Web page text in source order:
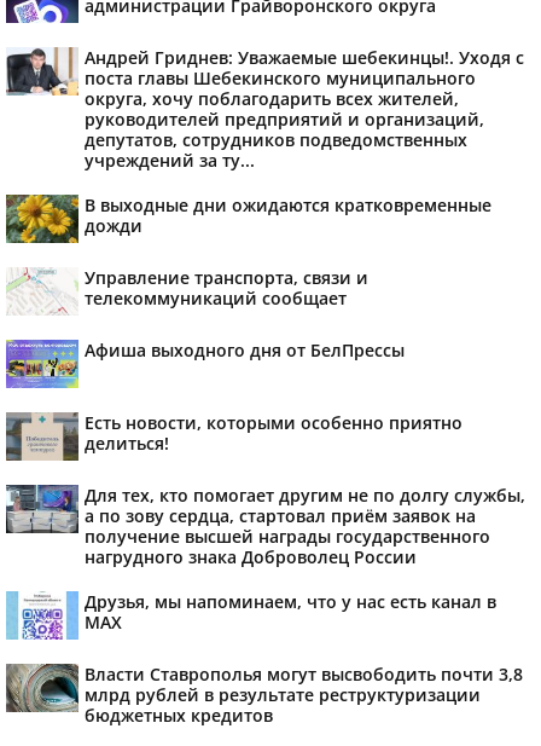
администрации Грайворонского округа
Андрей Гриднев: Уважаемые шебекинцы!. Уходя с
поста главы Шебекинского муниципального
округа, хочу поблагодарить всех жителей,
руководителей предприятий и организаций,
депутатов, сотрудников подведомственных
учреждений за ту...
В выходные дни ожидаются кратковременные
дожди
Управление транспорта, связи и
телекоммуникаций сообщает
Афиша выходного дня от БелПрессы
Есть новости, которыми особенно приятно
делиться!
Для тех, кто помогает другим не по долгу службы,
а по зову сердца, стартовал приём заявок на
получение высшей награды государственного
нагрудного знака Доброволец России
Друзья, мы напоминаем, что у нас есть канал в
МАХ
Власти Ставрополья могут высвободить почти 3,8
млрд рублей в результате реструктуризации
бюджетных кредитов